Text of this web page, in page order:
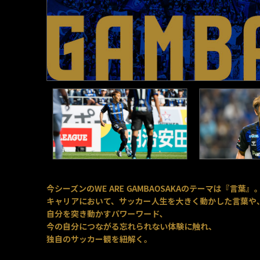
今シーズンのWE ARE GAMBAOSAKAのテーマは『言葉』。
キャリアにおいて、サッカー人生を大きく動かした言葉や、
自分を突き動かすパワーワード、
今の自分につながる忘れられない体験に触れ、
独自のサッカー観を紐解く。